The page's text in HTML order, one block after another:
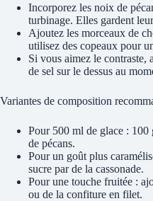
Incorporez les noix de
turbinage. Elles gardent
Ajoutez les morceaux de
utilisez des copeaux pour
Si vous aimez le contraste,
de sel sur le dessus au
Variantes de composition
Pour 500 ml de glace :
de pécans.
Pour un goût plus
sucre par de la cassonade.
Pour une touche fruitée :
ou de la confiture en filet.